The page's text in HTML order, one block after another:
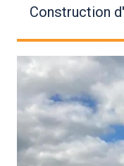
Construction